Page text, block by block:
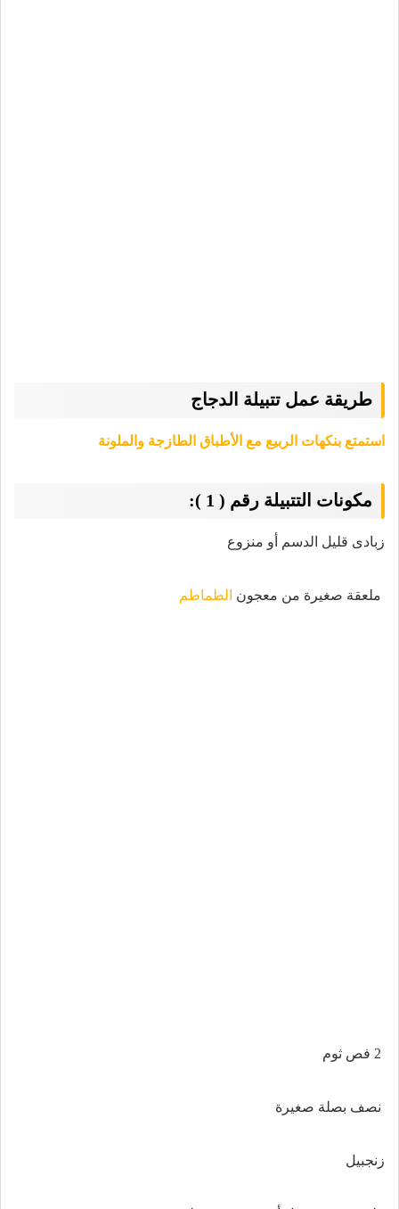
طريقة عمل تتبيلة الدجاج
استمتع بنكهات الربيع مع الأطباق الطازجة والملونة
مكونات التتبيلة رقم ( 1 ):
زبادى قليل الدسم أو منزوع
ملعقة صغيرة من معجون الطماطم
نصف بصلة صغيرة
زنجبيل